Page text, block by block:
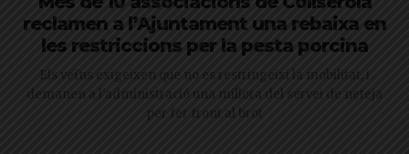
reclamen a l’Ajuntament una rebaixa en
les restriccions per la pesta porcina
Els veïns exigeixen que no es restringeixi la mobilitat, i
demanen a l'administració una millora del servei de neteja
per fer front al brot